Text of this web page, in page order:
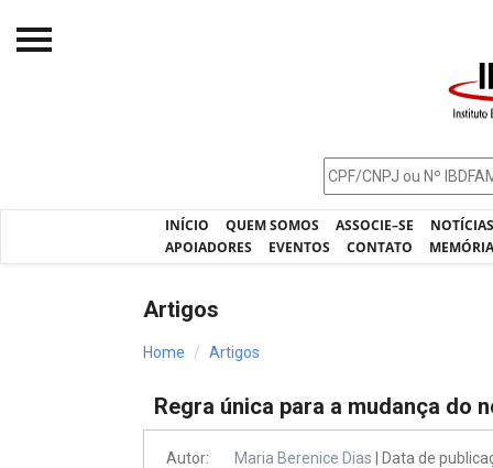
INÍCIO QUEM SOMOS ASSOCIE–SE
APOIADORES
EVENTOS CONTATO
Processos - IBDFAM
Artigos
Home Artigos
Regra única para a mudança do
Autor: Maria Berenice Dias | Data de